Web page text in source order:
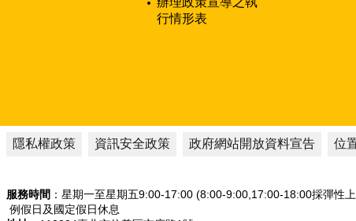
行情形表
隱私權政策 資訊安全政策 政府網站開放資料宣告 位
服務時間 ：星期一至星期五9:00-17:00 (8:00-9:00,17:00-18:00採彈性
例假日及國定假日休息